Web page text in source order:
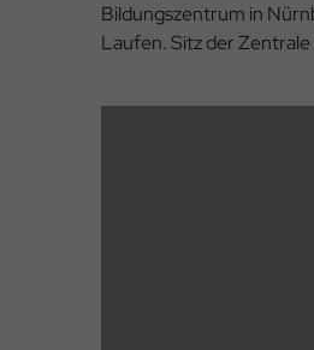
Bildungszentrum in
Laufen. Sitz der